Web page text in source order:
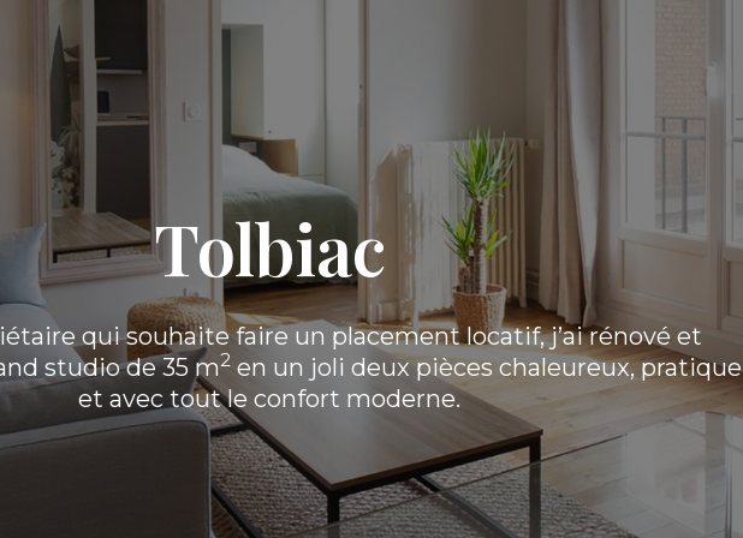
Tolbiac
qui souhaite faire un placement locatif, j’ai rénové et
studio de 35 m2en un joli deux pièces chaleureux, pratique
et avec tout le confort moderne.